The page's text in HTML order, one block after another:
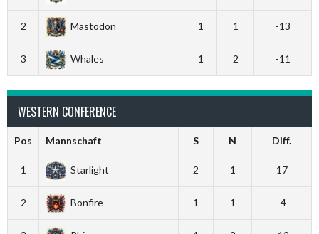
2 Mastodon 1 1 -13
3 Whales 1 2 -11
WESTERN CONFERENCE
Pos Mannschaft S N Diff.
1 Starlight 2 1 17
2 Bonfire 1 1 -4